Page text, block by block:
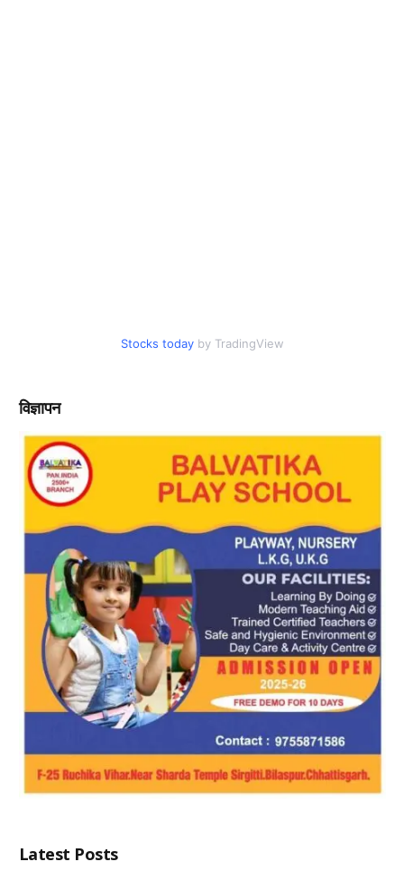
Stocks today by TradingView
विज्ञापन
Latest Posts